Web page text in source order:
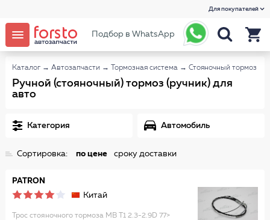
Для покупателей
Подбор в WhatsApp
Каталог → Автозапчасти → Тормозная система → Стояночный тормоз
Ручной (стояночный) тормоз (ручник) для
авто
Категория Автомобиль
Сортировка: по цене сроку доставки
PATRON
Китай
Трос стояночного тормоза MB T1 2.3-2.9D 77>